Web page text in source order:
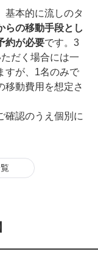
基本的に流しのタ
らの移動手段とし
約が必要です。3
だく場合には一
すが、1名のみで
移動費用を想定さ
確認のうえ個別に